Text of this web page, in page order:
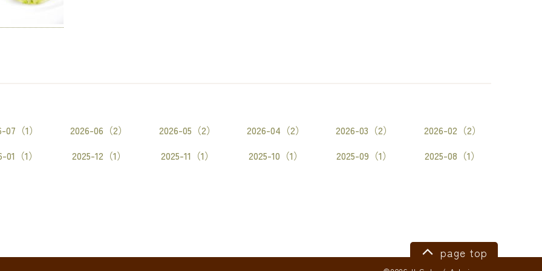
07（1） 2026-06（2） 2026-05（2） 2026-04（2） 2026-03（2）
2026-02（2）
01（1）
2025-12（1） 2025-11（1） 2025-10（1） 2025-09（1） 2025-08（1）
page top